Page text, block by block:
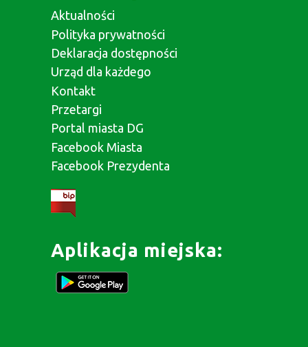
Aktualności
Polityka prywatności
Deklaracja dostępności
Urząd dla każdego
Kontakt
Przetargi
Portal miasta DG
Facebook Miasta
Facebook Prezydenta
Aplikacja miejska: